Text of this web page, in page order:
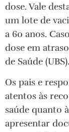
dose. Vale
um lote de
a 60 anos.
dose em
de Saúde (UBS).
Os pais e
atentos às
saúde quanto
apresentar